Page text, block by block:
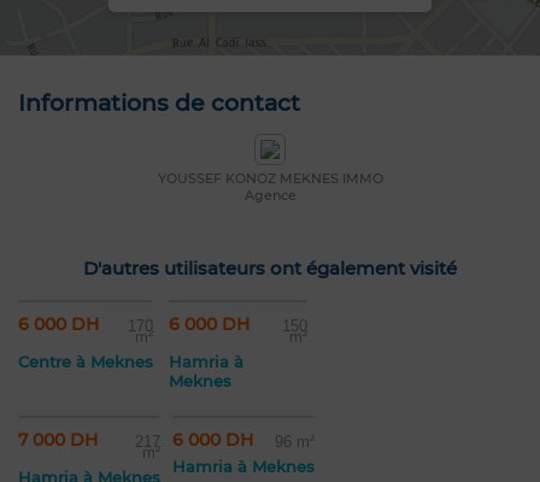
Informations de contact
YOUSSEF KONOZ MEKNES IMMO
Agence
D'autres utilisateurs ont également visité
6 000 DH 170
m²
Centre à Meknes
6 000 DH 150
m²
Hamria à
Meknes
7 000 DH 217
m²
Hamria à Meknes
6 000 DH 96 m²
Hamria à Meknes